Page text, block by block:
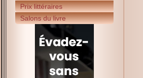
Prix littéraires
Salons du livre